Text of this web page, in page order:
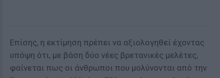
Επίσης, η εκτίμηση πρέπει να αξιολογηθεί έχοντας
υπόψη ότι, με βάση δύο νέες βρετανικές μελέτες,
φαίνεται πως οι άνθρωποι που μολύνονται από την